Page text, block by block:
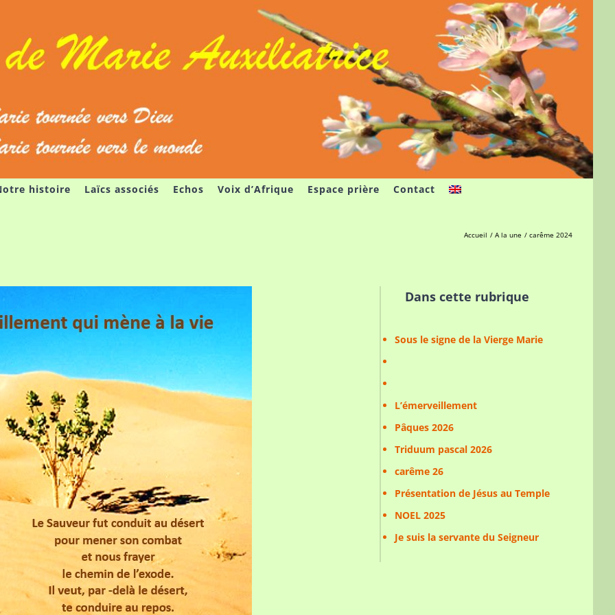
histoire Laïcs associés Echos Voix d’Afrique Espace prière Contact
Accueil A la une carême 2024
Dans cette rubrique
Sous le signe de la Vierge Marie
L’émerveillement
Pâques 2026
Triduum pascal 2026
carême 26
Présentation de Jésus au Temple
NOEL 2025
Je suis la servante du Seigneur